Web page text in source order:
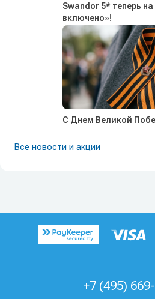
Swandor 5* теперь
включено»!
С Днем Великой
Все новости и акции
+7 (495)